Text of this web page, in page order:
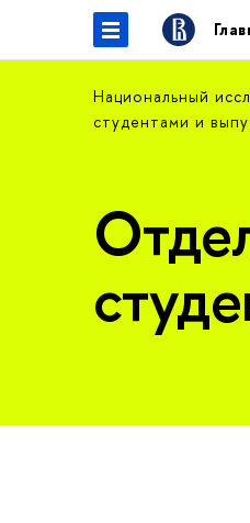
Национальный
студентами и